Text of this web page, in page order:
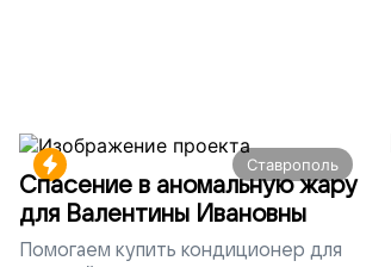
Ставрополь
Спасение в аномальную жару
для Валентины Ивановны
Помогаем купить кондиционер для